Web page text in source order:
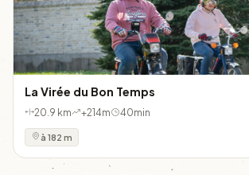
La Virée du Bon Temps
20.9 km +214m 40min
à 182 m